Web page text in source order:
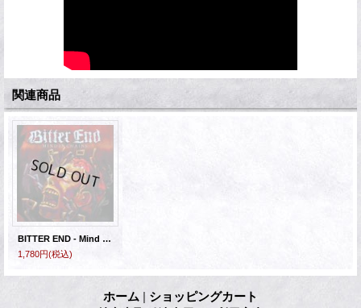
関連商品
BITTER END - Mind In Chains [CD]
1,780円(税込)
ホーム | ショッピングカート